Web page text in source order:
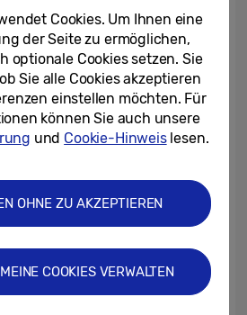
in 120 Hz sind
Turbo+ auch bei
Benutzeroberfläche
des TV kann durch
(OTS+) und KI-basierten
angepasst werden, damit
können.
wünschen sich beim
Bildschirme mit High-
sagt Yonghoon Choi,
Cookies. Um Ihnen eine
der Seite zu ermöglichen,
optionale Cookies setzen. Sie
Sie alle Cookies akzeptieren
einstellen möchten. Für
können Sie auch unsere
und Cookie-Hinweislesen.
OHNE ZU AKZEPTIEREN
COOKIES VERWALTEN